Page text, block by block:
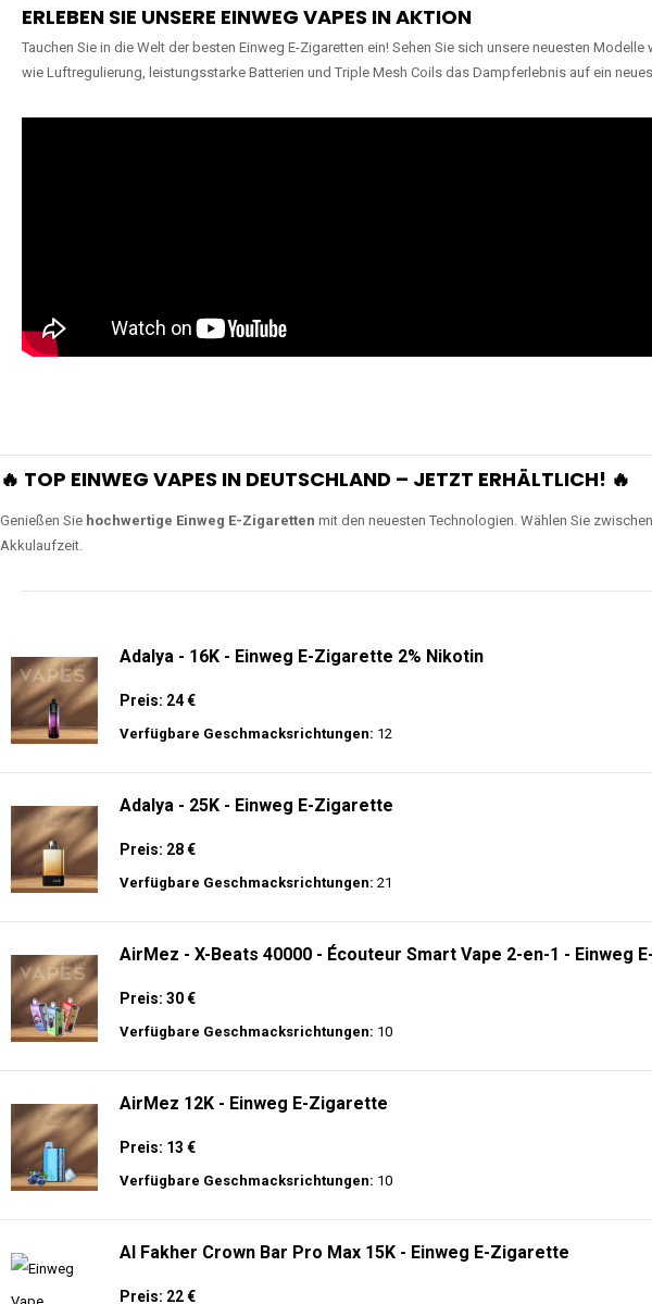
ERLEBEN SIE UNSERE EINWEG VAPES IN AKTION
Tauchen Sie in die Welt der besten Einweg E-Zigaretten ein! Sehen Sie sich unsere neuesten Modelle
wie Luftregulierung, leistungsstarke Batterien und Triple Mesh Coils das Dampferlebnis auf ein
🔥 TOP EINWEG VAPES IN DEUTSCHLAND – JETZT ERHÄLTLICH! 🔥
Genießen Sie hochwertige Einweg E-Zigaretten mit den neuesten Technologien. Wählen Sie zwischen
Akkulaufzeit.
Adalya - 16K - Einweg E-Zigarette 2% Nikotin
Preis: 24 €
Verfügbare Geschmacksrichtungen: 12
Adalya - 25K - Einweg E-Zigarette
Preis: 28 €
Verfügbare Geschmacksrichtungen: 21
AirMez - X-Beats 40000 - Écouteur Smart Vape 2-en-1 - Einweg
Preis: 30 €
Verfügbare Geschmacksrichtungen: 10
AirMez 12K - Einweg E-Zigarette
Preis: 13 €
Verfügbare Geschmacksrichtungen: 10
Al Fakher Crown Bar Pro Max 15K - Einweg E-Zigarette
Preis: 22 €